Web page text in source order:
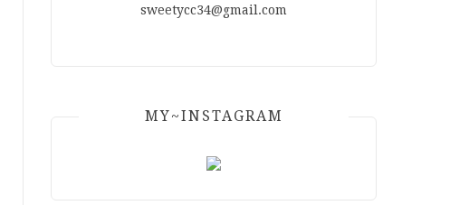
sweetycc34@gmail.com
MY~INSTAGRAM